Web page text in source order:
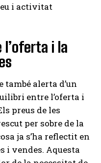
i activitat
l’oferta i la
alerta d’un
entre l’oferta i
preus de les
per sobre de la
ja s’ha reflectit en
i vendes. Aquesta